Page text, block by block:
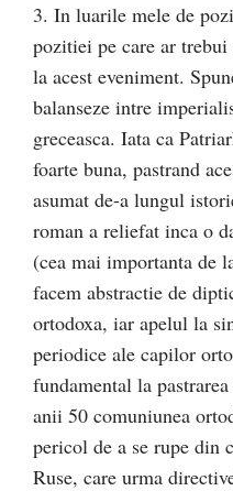
3. In luarile mele de
pozitiei pe care ar
la acest eveniment.
balanseze intre
greceasca. Iata ca
foarte buna, pastrand
asumat de-a lungul
roman a reliefat inca o
(cea mai importanta de
facem abstractie de
ortodoxa, iar apelul la
periodice ale capilor
fundamental la
anii 50 comuniunea
pericol de a se rupe
Ruse, care urma